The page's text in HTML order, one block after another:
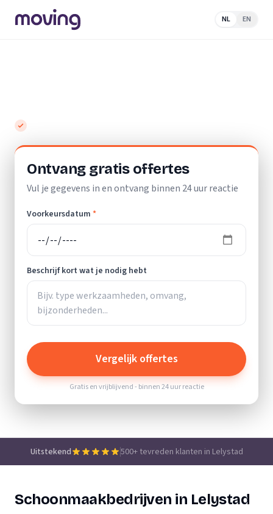
NL EN
Ontvang gratis offertes
Vul je gegevens in en ontvang binnen 24 uur reactie
Voorkeursdatum *
Beschrijf kort wat je nodig hebt
Vergelijk offertes
Gratis en vrijblijvend - binnen 24 uur reactie
Uitstekend 500+ tevreden klanten in Lelystad
Schoonmaakbedrijven in Lelystad